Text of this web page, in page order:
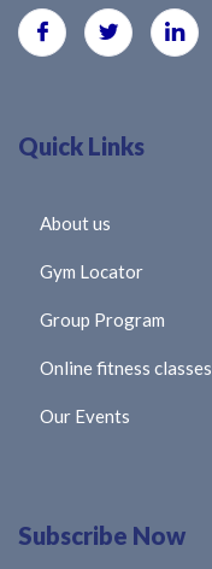
Quick Links
About us
Gym Locator
Group Program
Online fitness classes
Our Events
Subscribe Now